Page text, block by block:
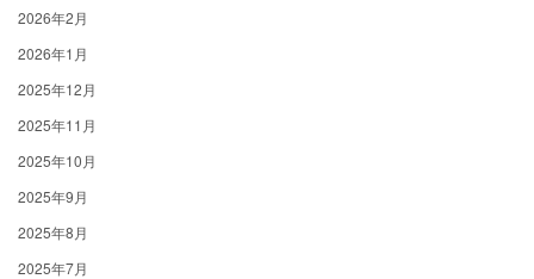
2026年2月
2026年1月
2025年12月
2025年11月
2025年10月
2025年9月
2025年8月
2025年7月